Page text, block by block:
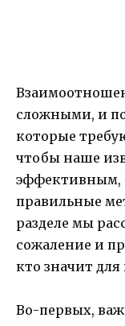
сложными, и
которые
чтобы наше
эффективным,
правильные
разделе мы
сожаление и
кто значит
Во-первых,